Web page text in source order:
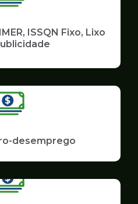
ISSQN Fixo, Lixo
desemprego